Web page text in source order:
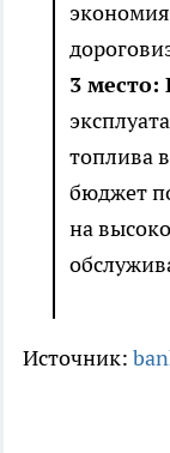
3
топлива
бюджет
на
Источник: